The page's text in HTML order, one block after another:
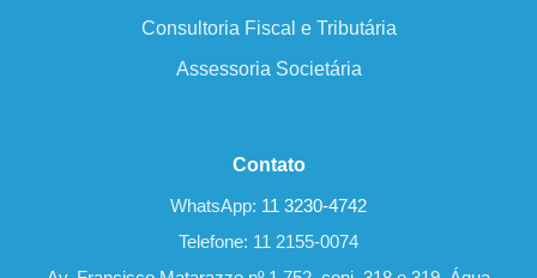
Consultoria Fiscal e Tributária
Assessoria Societária
Contato
WhatsApp: 11 3230-4742
Telefone: 11 2155-0074